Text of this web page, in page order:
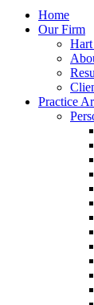
Home
Our Firm
Hart
Practice